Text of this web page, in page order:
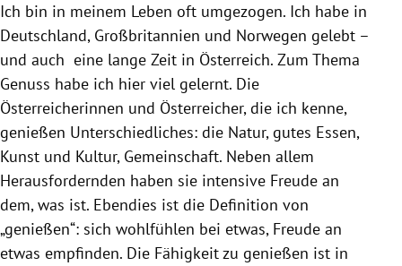
sinnmacher.eu
KURIER30
KURIER30m
Ich bin in meinem Leben oft umgezogen. Ich habe in
Deutschland, Großbritannien und Norwegen gelebt –
und auch eine lange Zeit in Österreich. Zum Thema
Genuss habe ich hier viel gelernt. Die
Österreicherinnen und Österreicher, die ich kenne,
genießen Unterschiedliches: die Natur, gutes Essen,
Kunst und Kultur, Gemeinschaft. Neben allem
Herausfordernden haben sie intensive Freude an
dem, was ist. Ebendies ist die Definition von
„genießen“: sich wohlfühlen bei etwas, Freude an
etwas empfinden. Die Fähigkeit zu genießen ist in